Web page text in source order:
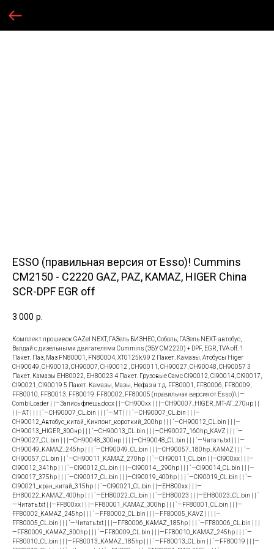
ESSO (правильная версия от Esso)! Cummins
CM2150 - С2220 GAZ, PAZ, KAMAZ, HIGER China
SCR-DPF EGR off
3 000 р.
Комплект прошивок GAZel NEXT, ГАЗель БИЗНЕС, Соболь, ГАЗель NEXT- автобус,
Валдай c дизельными двигателями Cummins (ЭБУ CM2220) + DPF, EGR, TVA off. 1
Пакет. Паз, Маз FN80001, FN80004, XT0125k.99 2 Пакет. Камазы, Атобусы Higer
CH90049, CH90013, CH90007, CH90012 , CH90011, CH90027, CH90048, CH90057 3
Пакет. Камазы EH80022, EH80023 4 Пакет. Грузовые Самс CI90012, CI90014, CI90017,
CI90021, CI90019 5 Пакет. Камазы, Мазы, Нефаз и т.д. FF80001, FF80006, FF80009,
FF80010, FF80013, FF80019. FF80002, FF80005 (правильная версия от Esso)\ |—
CombiLoader | |—Запись флешь.docx | |—CH900хх | | |—CH90007_HIGER_МТ-АТ_270нр | |
| |—AТ | | | | `—CH90007_CL.bin | | | `—МТ | | | `—CH90007_CL.bin | | |—
CH90012_Автобус_китай_Кинлонг_короткий_200hp | | | `—CH90012_CL.bin | | |—
CH90013_HIGER_300нр | | | `—CH90013_CL.bin | | |—CH90027_160hp_KAVZ | | | `—
CH90027_CL.bin | | |—CH90048_300нр | | | |—CH90048_CL.bin | | | `—Читать.txt | | |—
CH90049_KAMAZ_245hp | | | `—CH90049_CL.bin | | |—CH90057_180hp_KAMAZ | | | `—
CH90057_CL.bin | | `—СН90011_KAMAZ_270hp | | `—CH90011_CL.bin | |—CI900хх | | |—
CI90012_341hp | | | `—CI90012_CL.bin | | |—CI90014__290hp | | | `—CI90014_CL.bin | | |—
CI90017_375hp | | | `—CI90017_CL.bin | | |—CI90019_400hp | | | `—CI90019_CL.bin | | `—
CI90021_кран_китай_315hp | | `—CI90021_CL.bin | |—EH800хх | | |—
EH80022_KAMAZ_400hp | | | `—EH80022_CL.bin | | `—EH80023 | | |—EH80023_CL.bin | | `
—Читать.txt | |—FF800хх | | |—FF80001_KAMAZ_300hp | | | `—FF80001_CL.bin | | |—
FF80002_KAMAZ_245hp | | | `—FF80002_CL.bin | | |—FF80005_KAVZ | | | |—
FF80005_CL.bin | | | `—Читать.txt | | |—FF80006_KAMAZ_185hp | | | `—FF80006_CL.bin | | |
—FF80009_KAMAZ_300hp | | | `—FF80009_CL.bin | | |—FF80010_KAMAZ_245hp | | | `—
FF80010_CL.bin | | |—FF80013_KAMAZ_185hp | | | `—FF80013_CL.bin | | `—FF80019 | | |—